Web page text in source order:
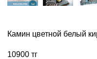
Камин цветной белый
10900 тг